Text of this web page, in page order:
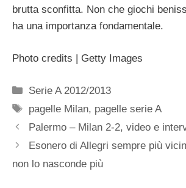
brutta sconfitta. Non che giochi
ha una importanza fondamentale.
Photo credits | Getty Images
Categorie
Serie A 2012/2013
Tag
pagelle Milan, pagelle serie A
Palermo – Milan 2-2, video e
Esonero di Allegri sempre più
non lo nasconde più